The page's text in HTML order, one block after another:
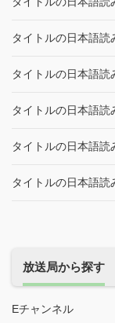
タイトルの日本語
タイトルの日本語
タイトルの日本語
タイトルの日本語
タイトルの日本語
放送局から探す
Eチャンネル